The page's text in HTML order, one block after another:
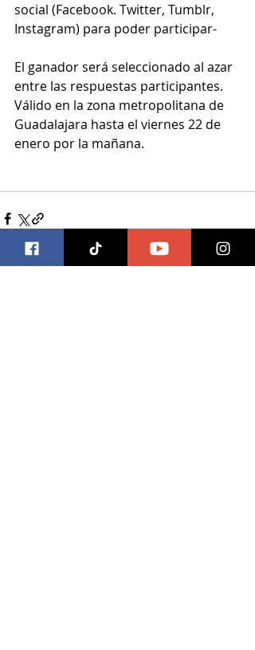
social (Facebook. Twitter, Tumblr,
Instagram) para poder participar-
El ganador será seleccionado al azar
entre las respuestas participantes.
Válido en la zona metropolitana de
Guadalajara hasta el viernes 22 de
enero por la mañana.